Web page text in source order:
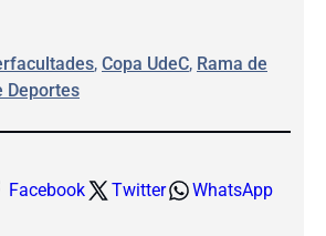
, Copa UdeC, Rama de
Deportes
Facebook Twitter WhatsApp